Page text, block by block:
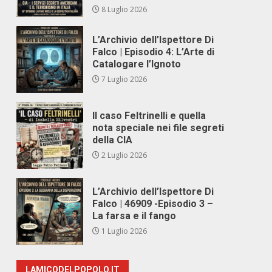
8 Luglio 2026
L’Archivio dell’Ispettore Di
Falco | Episodio 4: L’Arte di
Catalogare l’Ignoto
7 Luglio 2026
Il caso Feltrinelli e quella
nota speciale nei file segreti
della CIA
2 Luglio 2026
L’Archivio dell’Ispettore Di
Falco | 46909 -Episodio 3 –
La farsa e il fango
1 Luglio 2026
LAMICODELPOPOLO.IT